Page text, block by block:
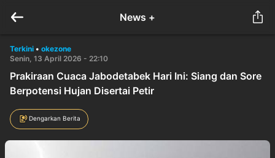
News +
Terkini • okezone
Senin, 13 April 2026 - 22:10
Prakiraan Cuaca Jabodetabek Hari Ini: Siang dan Sore
Berpotensi Hujan Disertai Petir
Dengarkan Berita